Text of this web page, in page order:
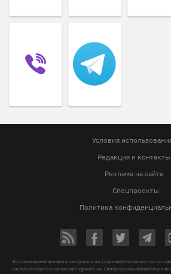
Условия
Редакция и контакты
Реклама на сайте
Спецпроекты
Политика
Использование материалов Vgorode.ua разрешается только при
систем гиперссылки на сайт vgorode.ua. Гиперссылка обязательна